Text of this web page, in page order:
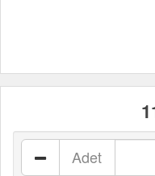
Adet